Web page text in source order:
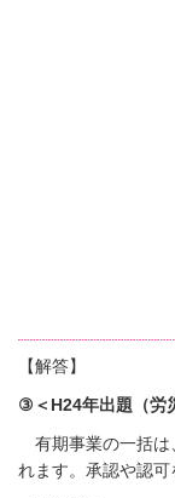
【解答】
③＜H24年出題（
有期事業の一括は
れます。承認や認可